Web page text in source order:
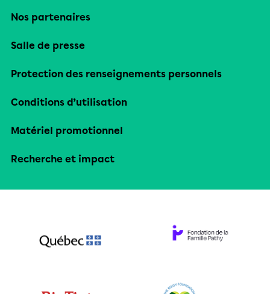
Nos partenaires
Salle de presse
Protection des renseignements personnels
Conditions d’utilisation
Matériel promotionnel
Recherche et impact